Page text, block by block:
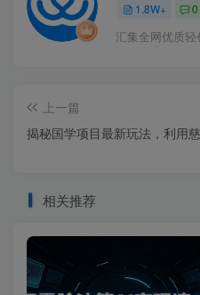
1.8W+ 0
汇集全网优质
上一篇
揭秘国学项目最新玩法，利用
相关推荐